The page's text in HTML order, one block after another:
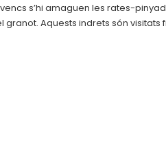
s’hi amaguen les rates-
granot. Aquests indrets són